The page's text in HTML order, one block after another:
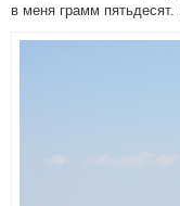
в меня грамм